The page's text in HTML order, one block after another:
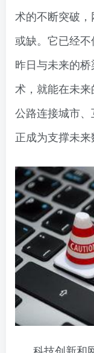
术的不断突破
或缺。它已经
昨日与未来的
术，就能在未
公路连接城市
正成为支撑未来